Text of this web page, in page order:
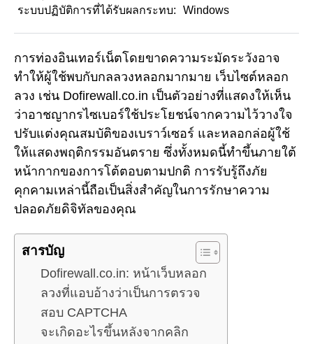
ระบบปฏิบัติการที่ได้รับผลกระทบ:
Windows
การท่องอินเทอร์เน็ตโดยขาดความระมัดระวังอาจ
ทำให้ผู้ใช้พบกับกลลวงหลอกมากมาย เว็บไซต์หลอก
ลวง เช่น Dofirewall.co.in เป็นตัวอย่างที่แสดงให้เห็น
ว่าอาชญากรไซเบอร์ใช้ประโยชน์จากความไว้วางใจ
ปรับแต่งคุณสมบัติของเบราว์เซอร์ และหลอกล่อผู้ใช้
ให้แสดงพฤติกรรมอันตราย ซึ่งทั้งหมดนี้ทำขึ้นภายใต้
หน้ากากของการโต้ตอบตามปกติ การรับรู้ถึงภัย
คุกคามเหล่านี้ถือเป็นสิ่งสำคัญในการรักษาความ
ปลอดภัยดิจิทัลของคุณ
สารบัญ
Dofirewall.co.in: หน้าเว็บหลอก
ลวงที่แอบอ้างว่าเป็นการตรวจ
สอบ CAPTCHA
จะเกิดอะไรขึ้นหลังจากคลิก